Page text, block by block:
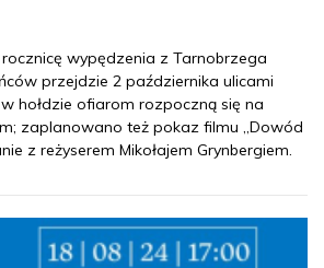
wypędzenia z Tarnobrzega
przejdzie 2 października ulicami
hołdzie ofiarom rozpoczną się na
zaplanowano też pokaz filmu „Dowód
z reżyserem Mikołajem Grynbergiem.